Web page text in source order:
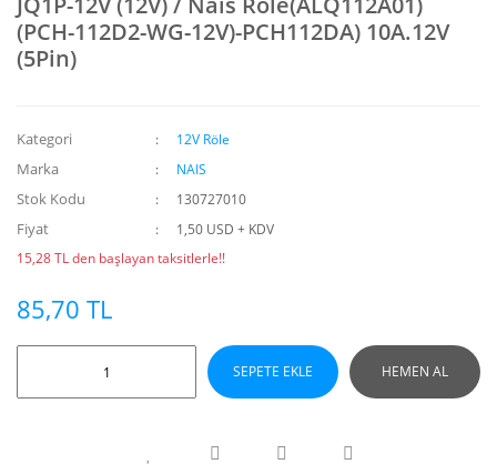
(PCH-112D2-WG-12V)-PCH112DA) 10A.12V
(5Pin)
Kategori 12V Röle
Marka NAIS
Stok Kodu 130727010
Fiyat
1,50 USD + KDV
15,28 TL den başlayan taksitlerle!!
85,70 TL
SEPETE EKLE HEMEN AL